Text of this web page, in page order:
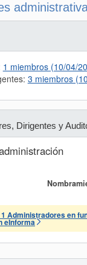
1 miembros (10/04/
3 miembros
Dirigentes y
1 Administradores en
eInforma